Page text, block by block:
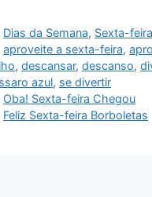
Categorias
Dias da Semana, Sexta-feira
Tags
aproveite a sexta-feira,
, descansar, descanso,
azul, se divertir
Oba! Sexta-feira Chegou
Feliz Sexta-feira Borboletas